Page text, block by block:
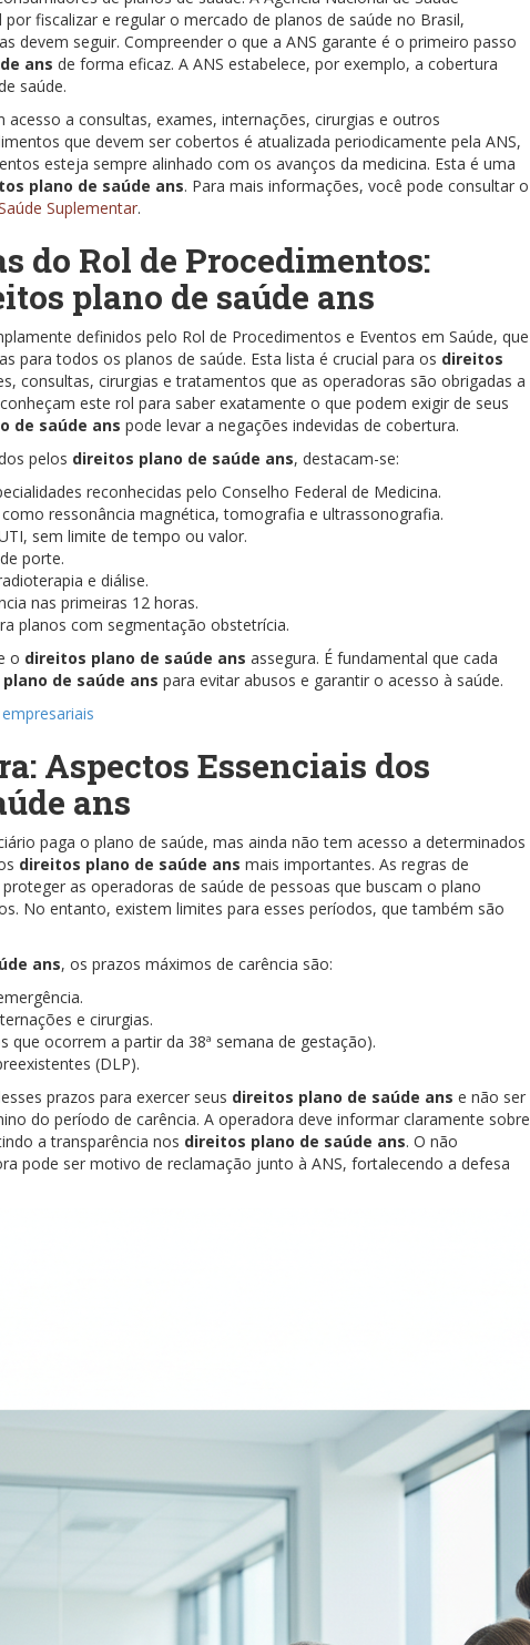
fiscalizar e regular o mercado de planos de saúde no Brasil,
devem seguir. Compreender o que a ANS garante é o primeiro passo
ans de forma eficaz. A ANS estabelece, por exemplo, a cobertura
saúde.
acesso a consultas, exames, internações, cirurgias e outros
que devem ser cobertos é atualizada periodicamente pela ANS,
esteja sempre alinhado com os avanços da medicina. Esta é uma
plano de saúde ans. Para mais informações, você pode consultar o
Suplementar.
do Rol de Procedimentos:
plano de saúde ans
definidos pelo Rol de Procedimentos e Eventos em Saúde, que
para todos os planos de saúde. Esta lista é crucial para os direitos
consultas, cirurgias e tratamentos que as operadoras são obrigadas a
este rol para saber exatamente o que podem exigir de seus
de saúde ans pode levar a negações indevidas de cobertura.
pelos direitos plano de saúde ans, destacam-se:
reconhecidas pelo Conselho Federal de Medicina.
ressonância magnética, tomografia e ultrassonografia.
sem limite de tempo ou valor.
porte.
e diálise.
nas primeiras 12 horas.
planos com segmentação obstetrícia.
o direitos plano de saúde ans assegura. É fundamental que cada
de saúde ans para evitar abusos e garantir o acesso à saúde.
Aspectos Essenciais dos
ans
paga o plano de saúde, mas ainda não tem acesso a determinados
direitos plano de saúde ans mais importantes. As regras de
as operadoras de saúde de pessoas que buscam o plano
No entanto, existem limites para esses períodos, que também são
ans, os prazos máximos de carência são:
e cirurgias.
que ocorrem a partir da 38ª semana de gestação).
(DLP).
prazos para exercer seus direitos plano de saúde ans e não ser
do período de carência. A operadora deve informar claramente sobre
a transparência nos direitos plano de saúde ans. O não
pode ser motivo de reclamação junto à ANS, fortalecendo a defesa